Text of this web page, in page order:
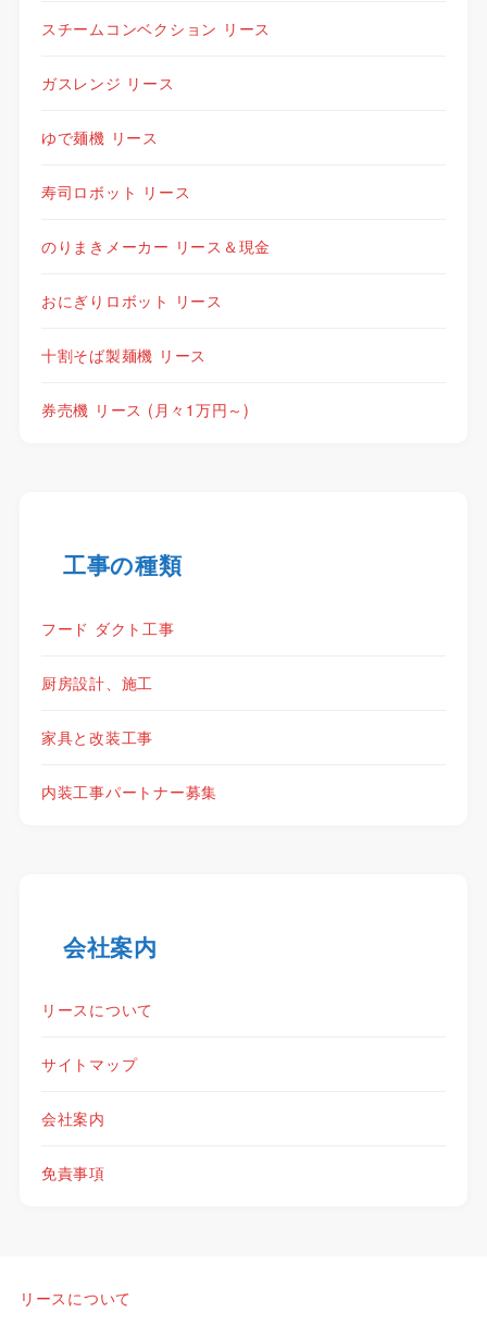
スチームコンベクション リース
ガスレンジ リース
ゆで麺機 リース
寿司ロボット リース
のりまきメーカー リース＆現金
おにぎりロボット リース
十割そば製麺機 リース
券売機 リース (月々1万円～)
工事の種類
フード ダクト工事
厨房設計、施工
家具と改装工事
内装工事パートナー募集
会社案内
リースについて
サイトマップ
会社案内
免責事項
リースについて